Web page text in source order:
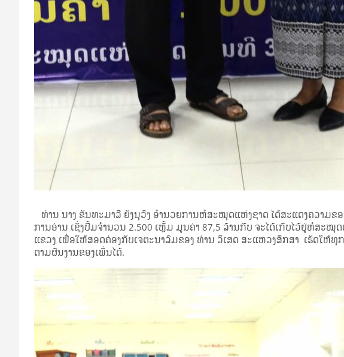
ທ່ານ ນາງ ຂັ​ນ​ທະ​ມາ​ລີ ຍັງ​ນຸ​ວົງ ອຳ​ນວຍ​ການ​ຫໍ​ສະ​ໝຸດ​ແຫ່ງ​ຊາດ ໄດ້​ສະ​ແດງ​ຄວາມ​ຂ
ການ​ອ່ານ ເຊິ່ງ​ປື້ມ​ຈຳ​ນວນ 2.500 ເຫຼັ້ມ ມູນ​ຄ່າ 87,5 ລ້ານ​ກີບ ຈະ​ໄດ້​ເກັບ​ໄວ້​ຢູ່​ຫໍ​ສະ​ໝຸ
ແຂວງ​ ເພື່ອ​ໃຫ້​ສອດ​ຄ່ອງ​ກັບ​ເຈ​ຕະ​ນາ​ລົມ​ຂອງ ​ທ່ານ​ ວິ​ເສດ ສະ​ແຫວງ​ສຶກ​ສາ ເຮັດ​ໃຫ້​ທຸ
ຕາມ​ຜົນ​ງານ​ຂອງ​ເພິ່ນ​ໄດ້.